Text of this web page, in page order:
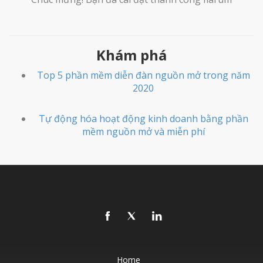
Khám phá
Top 5 phần mềm diễn đàn nguồn mở trong năm
2020
Tự động hóa hoạt động kinh doanh bằng phần
mềm nguồn mở và miễn phí
Home